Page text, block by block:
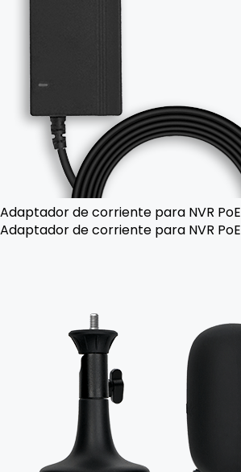
Adaptador de corriente para NVR PoE
Adaptador de corriente para NVR PoE